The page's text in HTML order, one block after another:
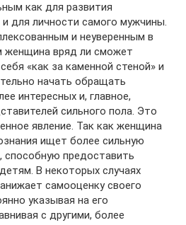
как для развития
для личности самого мужчины.
и неуверенным в
женщина вряд ли сможет
«как за каменной стеной» и
начать обращать
интересных и, главное,
сильного пола. Это
явление. Так как женщина
ищет более сильную
предоставить
В некоторых случаях
самооценку своего
указывая на его
с другими, более